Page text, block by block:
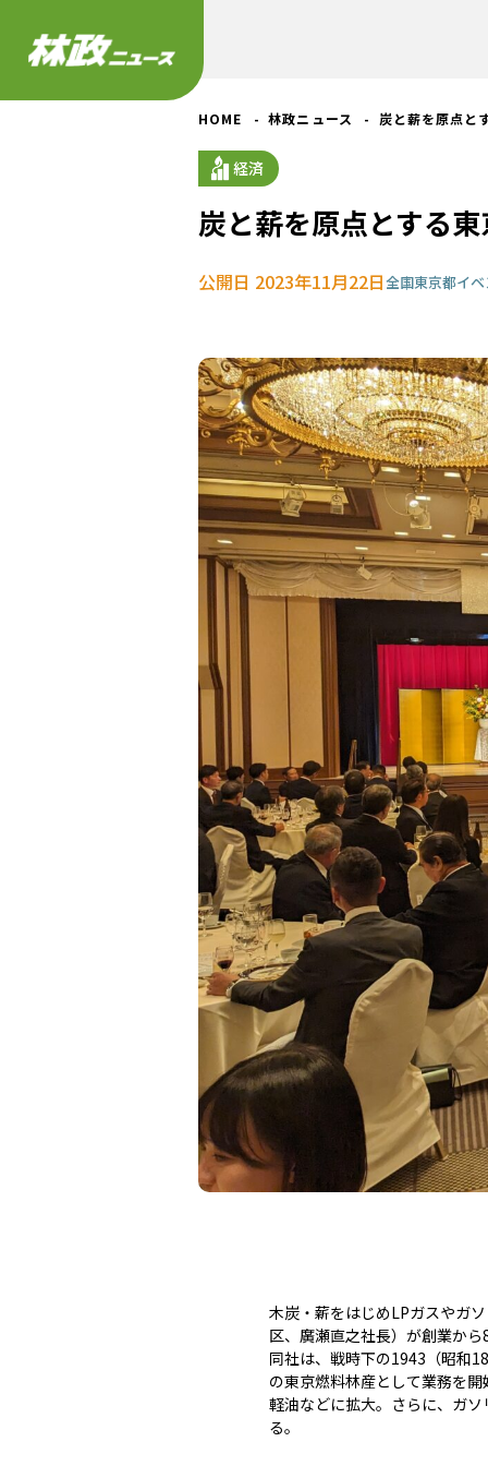
HOME 林政ニュース 炭と薪を原点と
経済
炭と薪を原点とする
公開日 2023年11月22日全国東京都イ
木炭・薪をはじめLPガスやガ
区、廣瀬直之社長）が創業か
同社は、戦時下の1943（昭和
の東京燃料林産として業務を
軽油などに拡大。さらに、ガ
る。